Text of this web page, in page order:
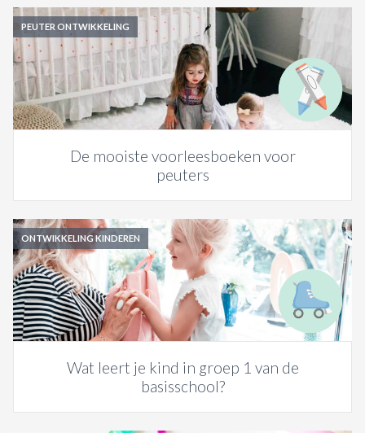
PEUTER ONTWIKKELING
De mooiste voorleesboeken voor
peuters
ONTWIKKELING KINDEREN
Wat leert je kind in groep 1 van de
basisschool?